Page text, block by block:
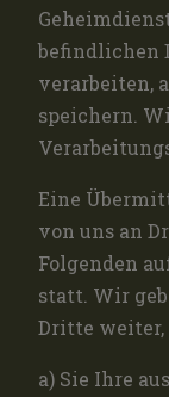
befindlichen
verarbeiten,
speichern.
Eine
von uns an
Folgenden
statt. Wir
Dritte weiter,
a) Sie Ihre